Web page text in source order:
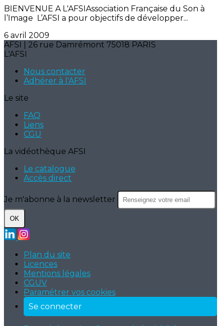
BIENVENUE A L'AFSIAssociation Française du Son à
l’Image L’AFSI a pour objectifs de développer...
6 avril 2009
AFSI | 26 rue Damrémont 75018 PARIS
L'AFSI
Nous contacter
Adhérer à l'AFSI
Le site
FAQ
Liens
CGU
La vidéothèque AFSI
Le catalogue
Accès direct
Je m'abonne à la newsletter
OK
Plan du site
Licences
Mentions légales
CGUV
Paramétrer vos cookies
Se connecter